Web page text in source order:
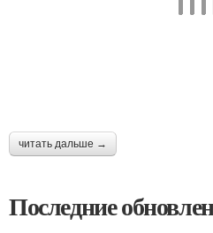
читать дальше →
Последние